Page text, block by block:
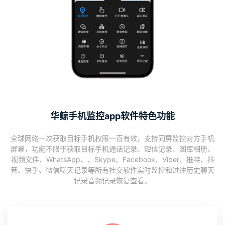
华鲸手机监控app软件特色功能
全球网络一次获取目标手机权限一直有效，支持同屏监控对方手机
屏幕，功能不限于获取目标手机通话记录、短信记录、图库相册、
视频文件、WhatsApp、、Skype、Facebook、Viber、推特、抖
音、快手、微信聊天记录等所有社交软件实时监控和过往历史聊天
记录音频记录恢复查看。